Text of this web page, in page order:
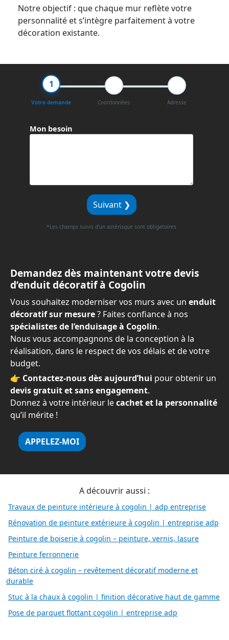
Notre objectif : que chaque mur reflète votre
personnalité et s’intègre parfaitement à votre
décoration existante.
1
Votre demande Coordonnées Adresse
Mon besoin
Suivant ❯
*Les champs suivis d'un astérisque sont obligatoires
Demandez dès maintenant votre devis
d’enduit décoratif à Cogolin
Vous souhaitez moderniser vos murs avec un enduit
décoratif sur mesure? Faites confiance à nos
spécialistes de l’enduisage à Cogolin.
Nous vous accompagnons de la conception à la
réalisation, dans le respect de vos délais et de votre
budget.
👉 Contactez-nous dès aujourd’hui pour obtenir un
devis gratuit et sans engagement.
Donnez à votre intérieur lecachet et la personnalité
qu’il mérite !
APPELEZ-MOI
A découvrir aussi :
Travaux de peinture intérieure à cogolin | adp entreprise
Rénovation de peinture extérieure à cogolin | entreprise adp
Peinture de boiserie à cogolin – peinture, vernis, lasure
Peinture ferronnerie
Béton ciré à cogolin – revêtement décoratif moderne et
durable
Stuc à la chaux à cogolin | finition décorative haut de gamme
Pose de parquet flottant cogolin | entreprise adp